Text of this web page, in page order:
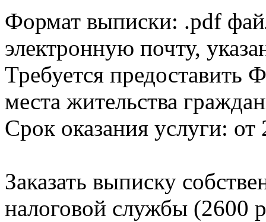
Формат выписки: .pdf
электронную почту,
Требуется
места жительства
Срок оказания услуги: от
Заказать выписку
налоговой службы (2600